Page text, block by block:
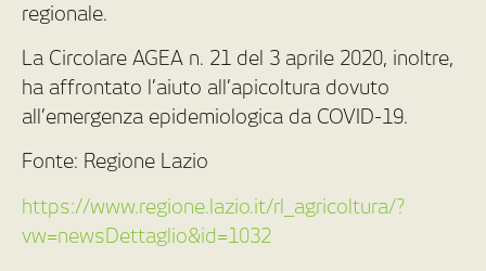
regionale.
La Circolare AGEA n. 21 del 3 aprile 2020, inoltre,
ha affrontato l’aiuto all’apicoltura dovuto
all’emergenza epidemiologica da COVID-19.
Fonte: Regione Lazio
https://www.regione.lazio.it/rl_agricoltura/?
vw=newsDettaglio&id=1032